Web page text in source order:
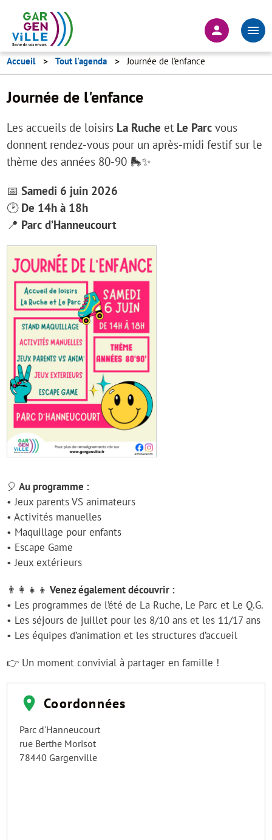
principal
En-
tête
-
Connexion
Accueil Tout l'agenda Journée de l'enfance
Journée de l'enfance
Les accueils de loisirs La Ruche et Le Parc vous
donnent rendez-vous pour un après-midi festif sur le
thème des années 80-90 🛼✨
📅Samedi 6 juin 2026
🕑 De 14h à 18h
📍 Parc d’Hanneucourt
🎈 Au programme :
• Jeux parents VS animateurs
• Activités manuelles
• Maquillage pour enfants
• Escape Game
• Jeux extérieurs
👨‍👩‍👧‍👦 Venez également découvrir :
• Les programmes de l’été de La Ruche, Le Parc et Le Q.G.
• Les séjours de juillet pour les 8/10 ans et les 11/17 ans
• Les équipes d’animation et les structures d’accueil
👉 Un moment convivial à partager en famille !
Coordonnées
Parc d'Hanneucourt
rue Berthe Morisot
78440 Gargenville